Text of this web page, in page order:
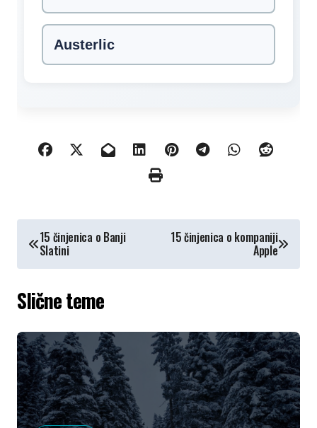
Austerlic
КРЕТАЊЕ
ЧЛАНКА
15 činjenica o Banji
Slatini
15 činjenica o kompaniji
Apple
Slične teme